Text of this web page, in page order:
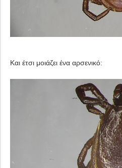
Και έτσι μοιάζει ένα αρσενικό: